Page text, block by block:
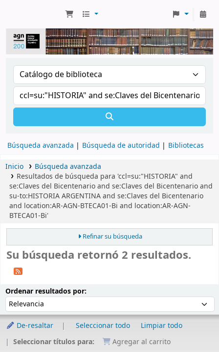
Búsqueda avanzada Búsqueda de autoridad Bibliotecas
Inicio
Búsqueda avanzada
Resultados de búsqueda para 'ccl=su:"HISTORIA" and
se:Claves del Bicentenario and se:Claves del Bicentenario and
su-to:HISTORIA ARGENTINA and se:Claves del Bicentenario
and location:AR-AGN-BTECA01-Bi and location:AR-AGN-
BTECA01-Bi'
Refinar su búsqueda
Su búsqueda retornó 2 resultados.
Ordenar resultados por:
De-resaltar Seleccionar todo
Limpiar todo
Seleccionar títulos para:
Agregar al carrito